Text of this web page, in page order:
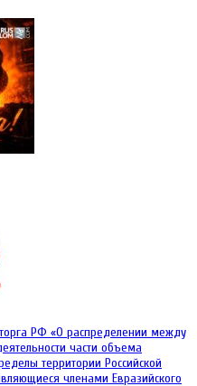
РФ «О распределении между
части объема
территории Российской
членами Евразийского